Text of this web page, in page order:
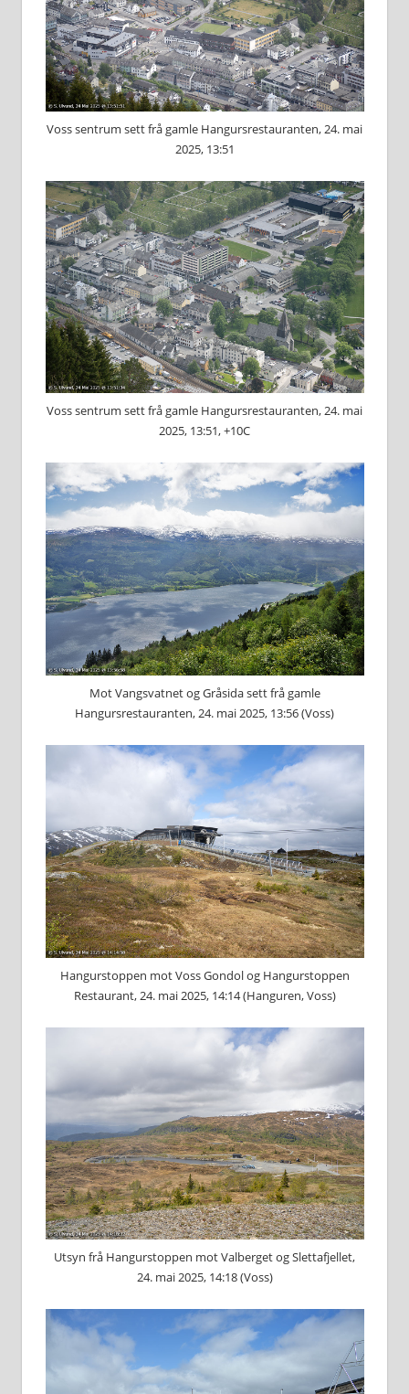
Voss sentrum sett frå gamle Hangursrestauranten, 24. mai
2025, 13:51
Voss sentrum sett frå gamle Hangursrestauranten, 24. mai
2025, 13:51, +10C
Mot Vangsvatnet og Gråsida sett frå gamle
Hangursrestauranten, 24. mai 2025, 13:56 (Voss)
Hangurstoppen mot Voss Gondol og Hangurstoppen
Restaurant, 24. mai 2025, 14:14 (Hanguren, Voss)
Utsyn frå Hangurstoppen mot Valberget og Slettafjellet,
24. mai 2025, 14:18 (Voss)